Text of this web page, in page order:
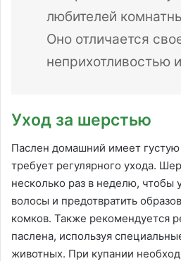
любителей
Оно отличается
неприхотливостью
Уход за шерстью
Паслен домашний имеет густую
требует регулярного ухода.
несколько раз в неделю, чтобы
волосы и предотвратить
комков. Также рекомендуется
паслена, используя
животных. При купании